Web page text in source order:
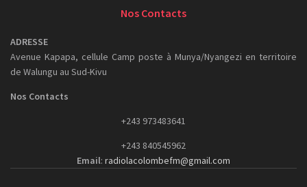
Nos Contacts
ADRESSE
Avenue Kapapa, cellule Camp poste à Munya/Nyangezi en territoire
de Walungu au Sud-Kivu
Nos Contacts
+243 973483641
+243 840545962
Email: radiolacolombefm@gmail.com